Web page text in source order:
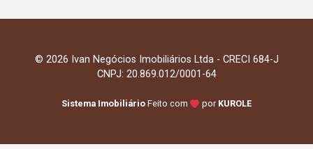
© 2026 Ivan Negócios Imobiliários Ltda - CRECI 684-J
CNPJ: 20.869.012/0001-64
Sistema Imobiliário Feito com por KUROLE